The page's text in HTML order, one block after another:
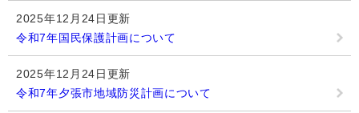
2025年12月24日更新
令和7年国民保護計画について
2025年12月24日更新
令和7年夕張市地域防災計画について